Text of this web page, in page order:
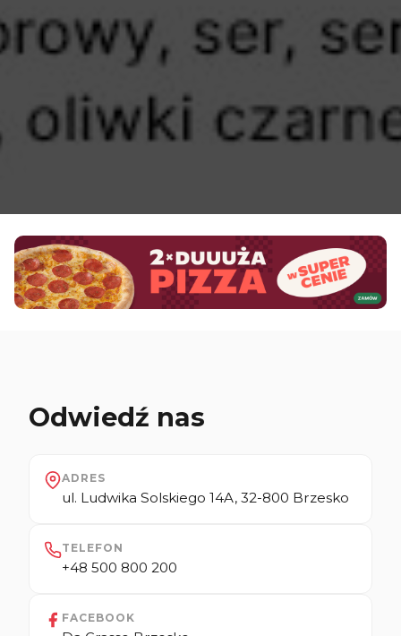
Odwiedź nas
ADRES
ul. Ludwika Solskiego 14A, 32-800 Brzesko
TELEFON
+48 500 800 200
FACEBOOK